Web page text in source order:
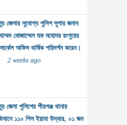
জেলার সুযোগ্য পুলিশ সুপার জনাব
মোজাম্মেল হক মহোদয় রংপুরের
অফিস বার্ষিক পরিদর্শন করেন।
2 weeks ago
জেলা পুলিশের পীরগঞ্জ থানার
১১০ পিস ইয়াবা উদ্ধার, ০১ জন